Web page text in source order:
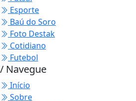
Esporte
Baú do Soro
Foto Destak
Cotidiano
Futebol
/ Navegue
Início
Sobre